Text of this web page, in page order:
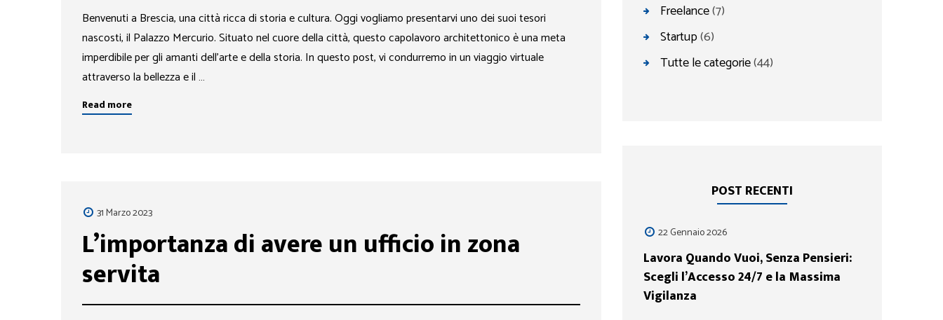
Benvenuti a Brescia, una città ricca di storia e cultura. Oggi vogliamo presentarvi uno dei suoi tesori
nascosti, il Palazzo Mercurio. Situato nel cuore della città, questo capolavoro architettonico è una meta
imperdibile per gli amanti dell’arte e della storia. In questo post, vi condurremo in un viaggio virtuale
attraverso la bellezza e il …
Read more
31 Marzo 2023
L’importanza di avere un ufficio in zona
servita
Freelance(7)
Startup(6)
Tutte le categorie(44)
POST RECENTI
22 Gennaio 2026
Lavora Quando Vuoi, Senza Pensieri:
Scegli l’Accesso 24/7 e la Massima
Vigilanza